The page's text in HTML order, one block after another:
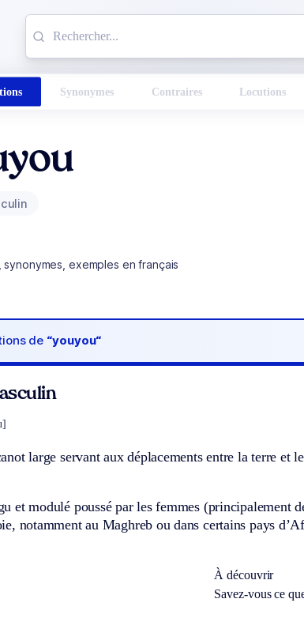
Synonymes Contraires Locutions
synonymes, exemples en français
de “youyou“
large servant aux déplacements entre la terre et
et modulé poussé par les femmes (principalement
notamment au Maghreb ou dans certains pays
À découvrir
Savez-vous ce